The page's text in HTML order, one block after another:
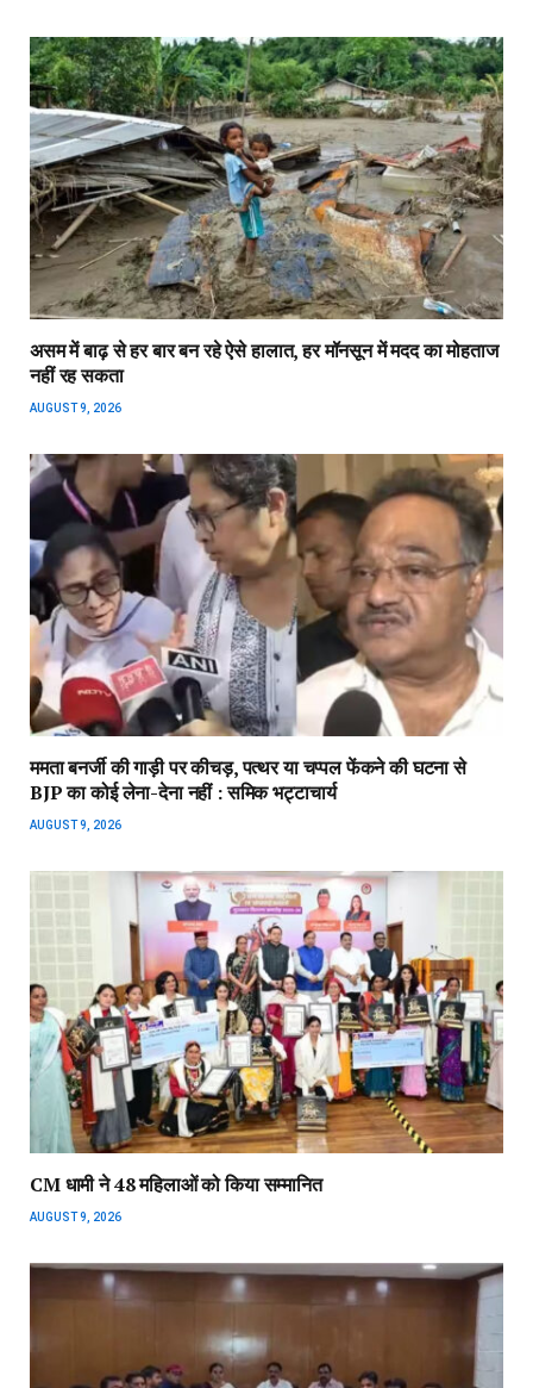
असम में बाढ़ से हर बार बन रहे ऐसे हालात, हर मॉनसून में मदद का मोहताज
नहीं रह सकता
AUGUST 9, 2026
ममता बनर्जी की गाड़ी पर कीचड़, पत्थर या चप्पल फेंकने की घटना से
BJP का कोई लेना-देना नहीं : समिक भट्टाचार्य
AUGUST 9, 2026
CM धामी ने 48 महिलाओं को किया सम्मानित
AUGUST 9, 2026